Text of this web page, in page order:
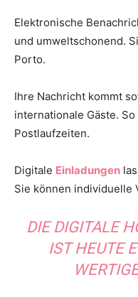
Elektronische
und umweltschonend.
Porto.
Ihre Nachricht kommt
internationale Gäste.
Postlaufzeiten.
Digitale Einladungen
Sie können individuelle
DIE DIGITALE
IST HEUTE